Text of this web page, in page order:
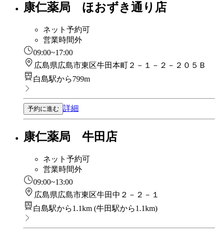
康仁薬局 ほおずき通り店
ネット予約可
営業時間外
09:00~17:00
広島県広島市東区牛田本町２－１－２－２０５Ｂ
白島駅から799m
予約に進む 詳細
康仁薬局 牛田店
ネット予約可
営業時間外
09:00~13:00
広島県広島市東区牛田中２－２－１
白島駅から1.1km (牛田駅から1.1km)